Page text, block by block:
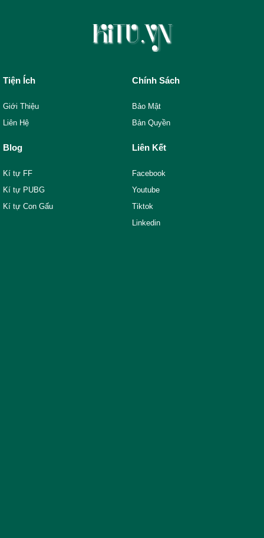
Tiện Ích
Giới Thiệu
Liên Hệ
Chính Sách
Bảo Mật
Bản Quyền
Blog
Kí tự FF
Kí tự PUBG
Kí tự Con Gấu
Liên Kết
Facebook
Youtube
Tiktok
Linkedin